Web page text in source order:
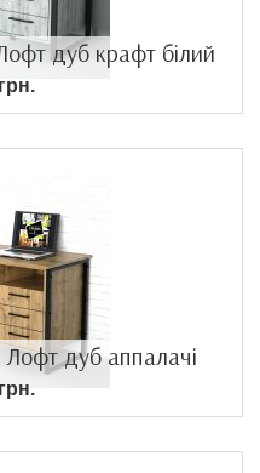
дуб крафт білий
Лофт дуб аппалачі